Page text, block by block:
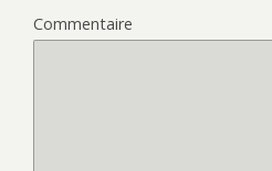
Commentaire